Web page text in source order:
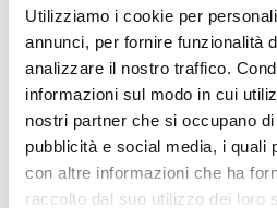
Utilizziamo i cookie per
annunci, per fornire funzionalità
analizzare il nostro traffico.
informazioni sul modo in cui
nostri partner che si occupano
pubblicità e social media, i quali
con altre informazioni che ha
raccolto dal suo utilizzo dei loro
BUG FIXES (516)
CONTRIBUTION(13)
DDOS(1)
DEVOPS (82)
DOWNLOADS / RELEASE NOTES